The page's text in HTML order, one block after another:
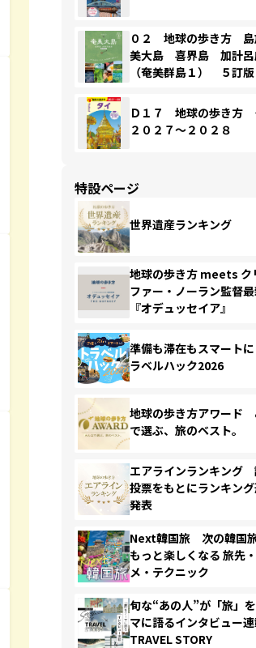
０２ 地球の歩き方
美大島 喜界島 加計呂
（奄美群島１） ５訂版
Ｄ１７ 地球の歩き方
２０２７～２０２８
特設ページ
世界遺産ランキング
地球の歩き方 meets ク
ファー・ノーラン監督
『オデュッセイア』
準備も滞在もスマート
ラベルハック2026
地球の歩き方アワード
で選ぶ、旅のベスト。
エアラインランキング
投票をもとにランキン
発表
Next韓国旅 次の韓国
もっと楽しくなる 旅先
メ・テクニック
旬な“あの人”が「旅」
マに語るインタビュー連
TRAVEL STORY